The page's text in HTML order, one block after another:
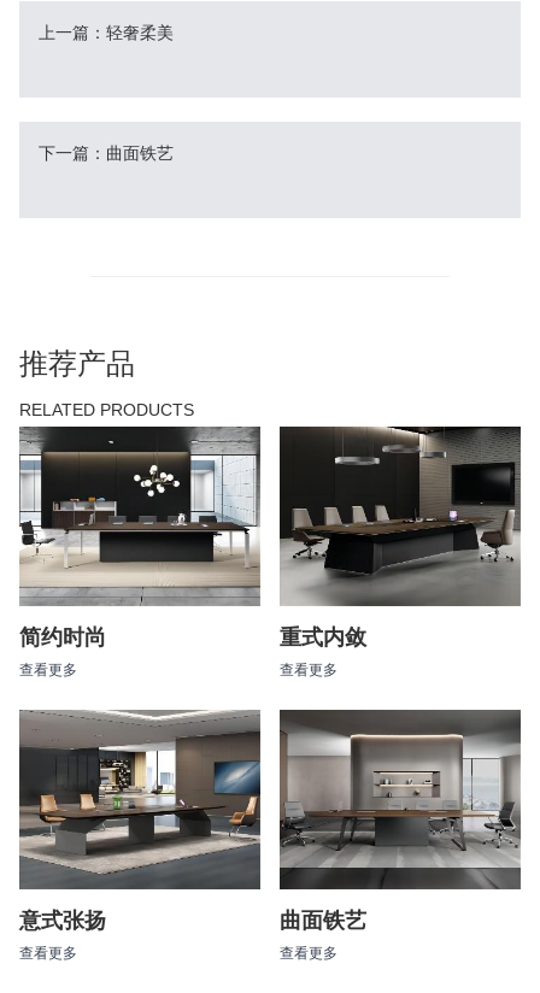
上一篇：轻奢柔美
下一篇：曲面铁艺
推荐产品
RELATED PRODUCTS
简约时尚
查看更多
重式内敛
查看更多
意式张扬
查看更多
曲面铁艺
查看更多